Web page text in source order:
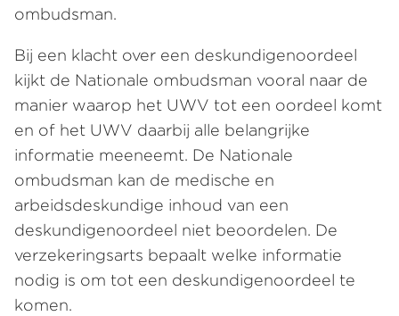
ombudsman.
Bij een klacht over een deskundigenoordeel
kijkt de Nationale ombudsman vooral naar de
manier waarop het UWV tot een oordeel komt
en of het UWV daarbij alle belangrijke
informatie meeneemt. De Nationale
ombudsman kan de medische en
arbeidsdeskundige inhoud van een
deskundigenoordeel niet beoordelen. De
verzekeringsarts bepaalt welke informatie
nodig is om tot een deskundigenoordeel te
komen.